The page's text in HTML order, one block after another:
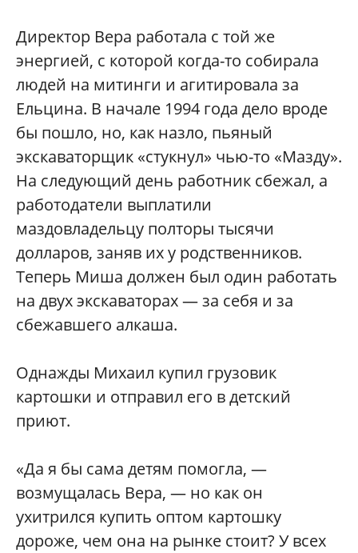
Директор Вера работала с той же
энергией, с которой когда-то собирала
людей на митинги и агитировала за
Ельцина. В начале 1994 года дело вроде
бы пошло, но, как назло, пьяный
экскаваторщик «стукнул»‎ чью-то «Мазду»‎.
На следующий день работник сбежал, а
работодатели выплатили
маздовладельцу полторы тысячи
долларов, заняв их у родственников.
Теперь Миша должен был один работать
на двух экскаваторах — за себя и за
сбежавшего алкаша.
Однажды Михаил купил грузовик
картошки и отправил его в детский
приют.
«Да я бы сама детям помогла, —
возмущалась Вера, — но как он
ухитрился купить оптом картошку
дороже, чем она на рынке стоит? У всех